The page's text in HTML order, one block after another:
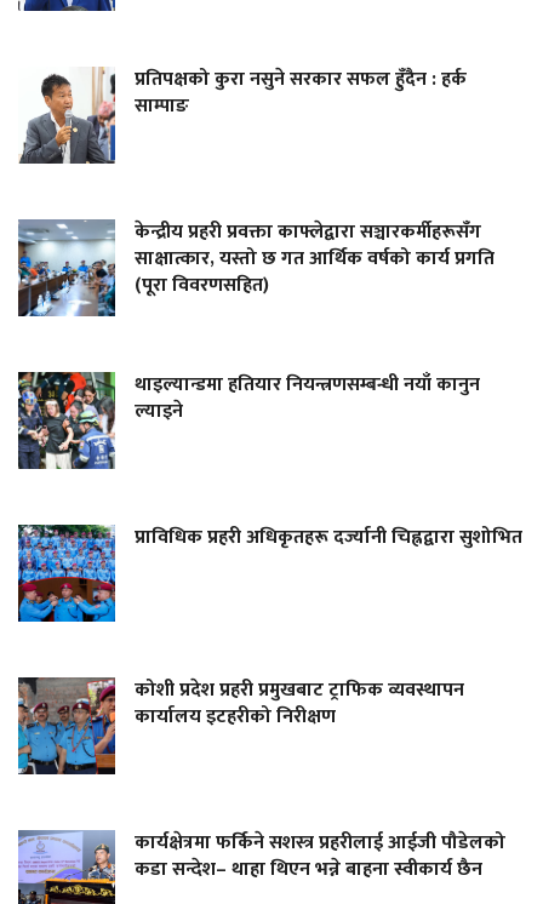
प्रतिपक्षको कुरा नसुने सरकार सफल हुँदैन : हर्क
साम्पाङ
केन्द्रीय प्रहरी प्रवक्ता काफ्लेद्वारा सञ्चारकर्मीहरूसँग
साक्षात्कार, यस्तो छ गत आर्थिक वर्षको कार्य प्रगति
(पूरा विवरणसहित)
थाइल्यान्डमा हतियार नियन्त्रणसम्बन्धी नयाँ कानुन
ल्याइने
प्राविधिक प्रहरी अधिकृतहरू दर्ज्यानी चिह्नद्वारा सुशोभित
कोशी प्रदेश प्रहरी प्रमुखबाट ट्राफिक व्यवस्थापन
कार्यालय इटहरीको निरीक्षण
कार्यक्षेत्रमा फर्किने सशस्त्र प्रहरीलाई आईजी पौडेलको
कडा सन्देश– थाहा थिएन भन्ने बाहना स्वीकार्य छैन